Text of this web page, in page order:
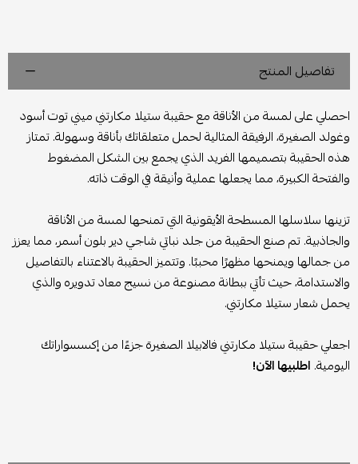
تفاصيل المنتج
احصلي على لمسة من الأناقة مع حقيبة ستيلا مكارتني ميني توت أسود
وغولد الصغيرة، الرفيقة المثالية لحمل متعلقاتك بأناقة وسهولة. تمتاز
هذه الحقيبة بتصميمها الفريد الذي يجمع بين الشكل المضغوط
والفتحة الكبيرة، مما يجعلها عملية وأنيقة في الوقت ذاته.
تزينها سلاسلها المسطحة الأيقونية التي تمنحها لمسة من الأناقة
والجاذبية. تم صنع الحقيبة من جلد نباتي شاجي دير بلون أسمر، مما يعزز
من جمالها ويمنحها مظهرًا محببًا. وتتميز الحقيبة بالاعتناء بالتفاصيل
والاستدامة، حيث تأتي ببطانة مصنوعة من نسيج معاد تدويره والذي
يحمل شعار ستيلا مكارتني.
اجعلي حقيبة ستيلا مكارتني فالابيلا الصغيرة جزءًا من إكسسواراتك
اليومية. اطلبيها الآن!